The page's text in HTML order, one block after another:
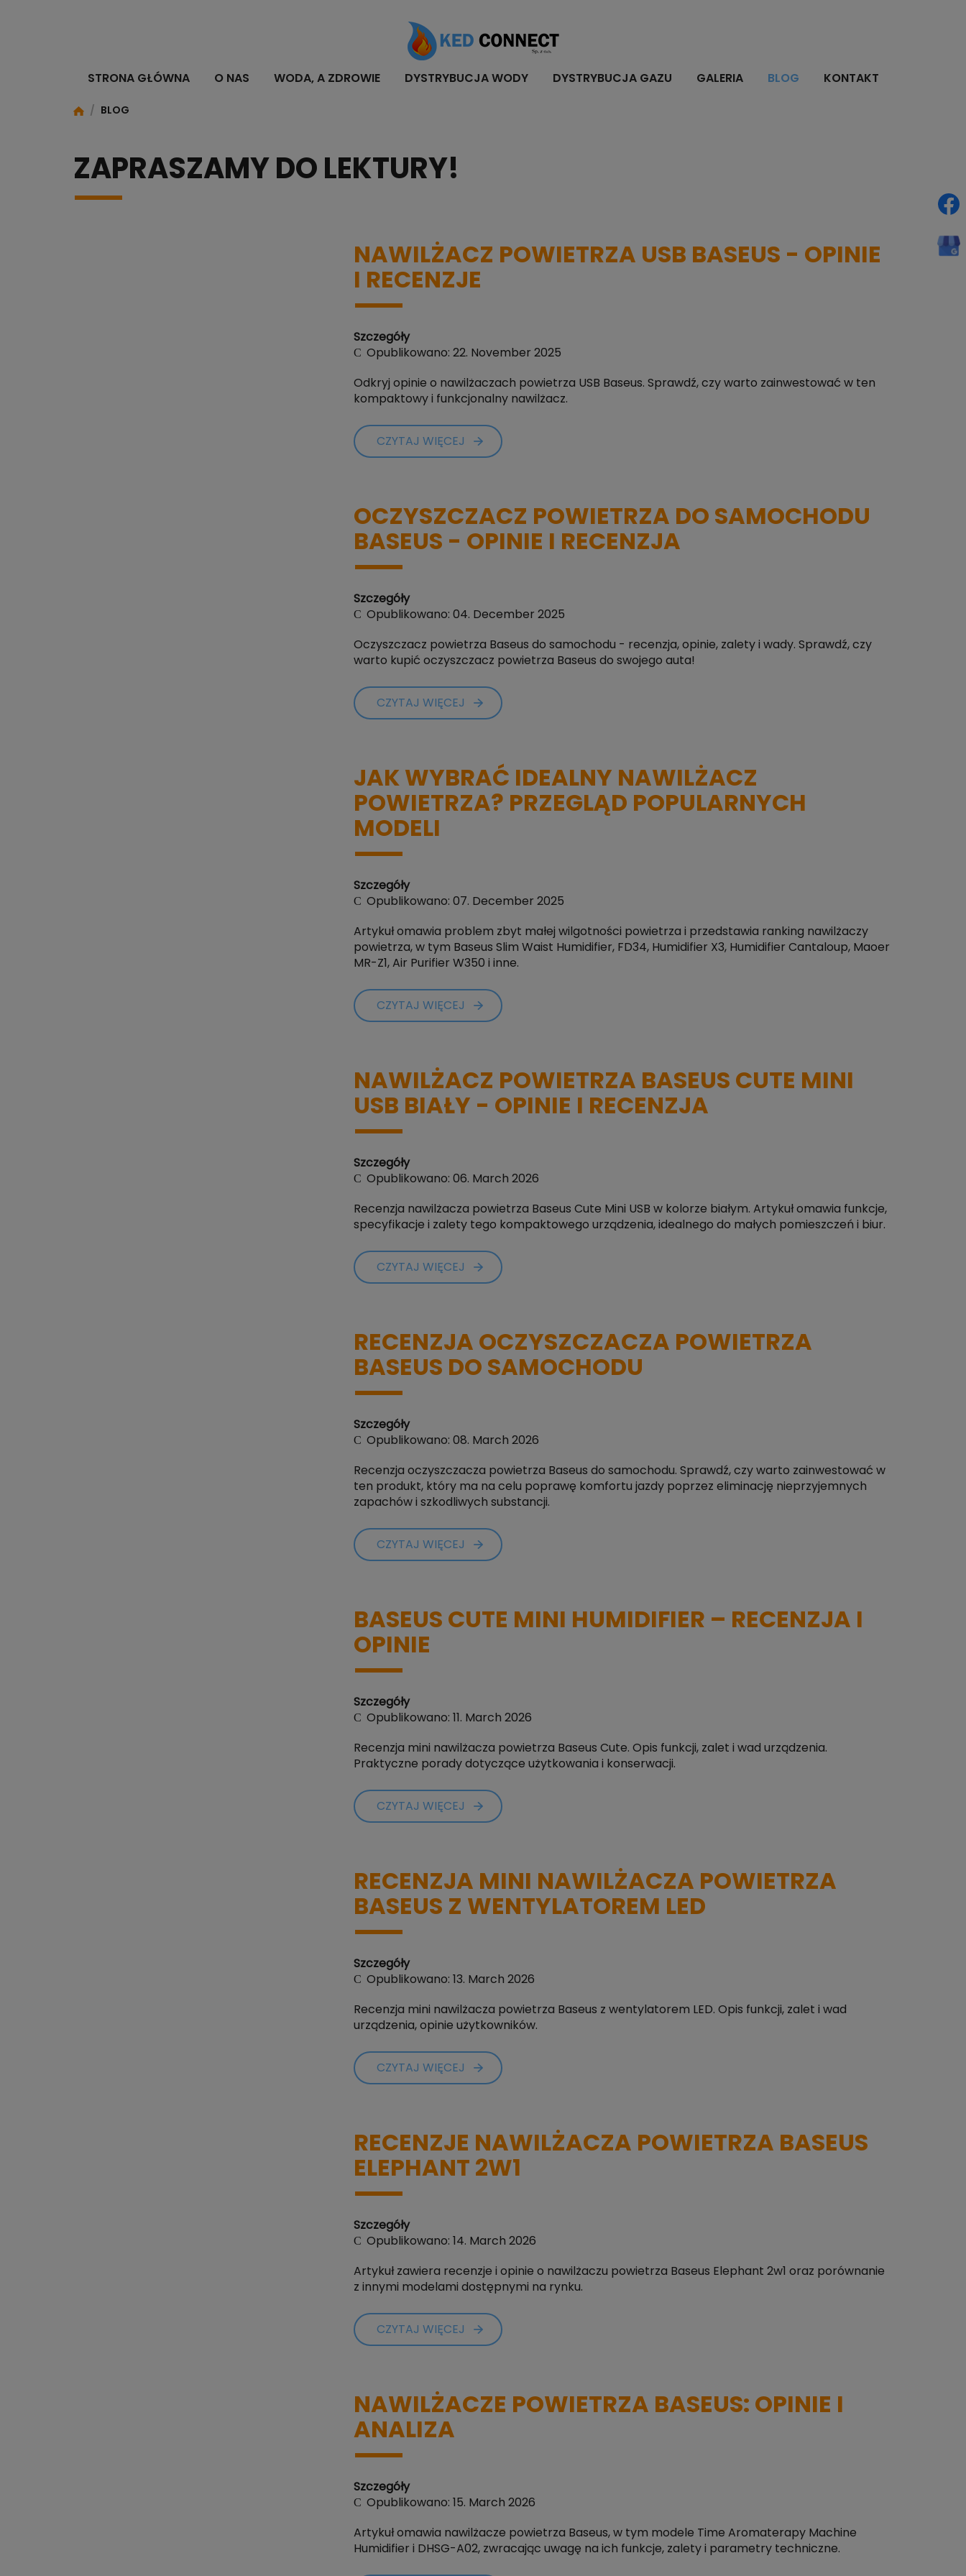
STRONA GŁÓWNA O NAS WODA, A ZDROWIE DYSTRYBUCJA WODY DYSTRYBUCJA GAZU GALERIA BLOG KONTAKT
/ BLOG
ZAPRASZAMY DO LEKTURY!
NAWILŻACZ POWIETRZA USB BASEUS - OPINIE
I RECENZJE
Szczegóły
Opublikowano: 22. November 2025
Odkryj opinie o nawilżaczach powietrza USB Baseus. Sprawdź, czy warto zainwestować w ten
kompaktowy i funkcjonalny nawilżacz.
CZYTAJ WIĘCEJ
OCZYSZCZACZ POWIETRZA DO SAMOCHODU
BASEUS - OPINIE I RECENZJA
Szczegóły
Opublikowano: 04. December 2025
Oczyszczacz powietrza Baseus do samochodu - recenzja, opinie, zalety i wady. Sprawdź, czy
warto kupić oczyszczacz powietrza Baseus do swojego auta!
CZYTAJ WIĘCEJ
JAK WYBRAĆ IDEALNY NAWILŻACZ
POWIETRZA? PRZEGLĄD POPULARNYCH
MODELI
Szczegóły
Opublikowano: 07. December 2025
Artykuł omawia problem zbyt małej wilgotności powietrza i przedstawia ranking nawilżaczy
powietrza, w tym Baseus Slim Waist Humidifier, FD34, Humidifier X3, Humidifier Cantaloup, Maoer
MR-Z1, Air Purifier W350 i inne.
CZYTAJ WIĘCEJ
NAWILŻACZ POWIETRZA BASEUS CUTE MINI
USB BIAŁY - OPINIE I RECENZJA
Szczegóły
Opublikowano: 06. March 2026
Recenzja nawilżacza powietrza Baseus Cute Mini USB w kolorze białym. Artykuł omawia funkcje,
specyfikacje i zalety tego kompaktowego urządzenia, idealnego do małych pomieszczeń i biur.
CZYTAJ WIĘCEJ
RECENZJA OCZYSZCZACZA POWIETRZA
BASEUS DO SAMOCHODU
Szczegóły
Opublikowano: 08. March 2026
Recenzja oczyszczacza powietrza Baseus do samochodu. Sprawdź, czy warto zainwestować w
ten produkt, który ma na celu poprawę komfortu jazdy poprzez eliminację nieprzyjemnych
zapachów i szkodliwych substancji.
CZYTAJ WIĘCEJ
BASEUS CUTE MINI HUMIDIFIER – RECENZJA I
OPINIE
Szczegóły
Opublikowano: 11. March 2026
Recenzja mini nawilżacza powietrza Baseus Cute. Opis funkcji, zalet i wad urządzenia.
Praktyczne porady dotyczące użytkowania i konserwacji.
CZYTAJ WIĘCEJ
RECENZJA MINI NAWILŻACZA POWIETRZA
BASEUS Z WENTYLATOREM LED
Szczegóły
Opublikowano: 13. March 2026
Recenzja mini nawilżacza powietrza Baseus z wentylatorem LED. Opis funkcji, zalet i wad
urządzenia, opinie użytkowników.
CZYTAJ WIĘCEJ
RECENZJE NAWILŻACZA POWIETRZA BASEUS
ELEPHANT 2W1
Szczegóły
Opublikowano: 14. March 2026
Artykuł zawiera recenzje i opinie o nawilżaczu powietrza Baseus Elephant 2w1 oraz porównanie
z innymi modelami dostępnymi na rynku.
CZYTAJ WIĘCEJ
NAWILŻACZE POWIETRZA BASEUS: OPINIE I
ANALIZA
Szczegóły
Opublikowano: 15. March 2026
Artykuł omawia nawilżacze powietrza Baseus, w tym modele Time Aromaterapy Machine
Humidifier i DHSG-A02, zwracając uwagę na ich funkcje, zalety i parametry techniczne.